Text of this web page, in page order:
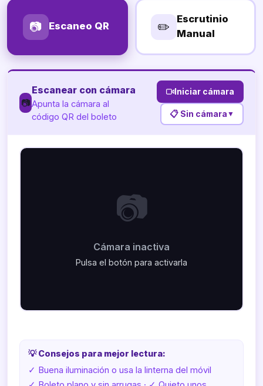
📷 Escaneo QR ✏️
Escrutinio
Manual
📷
Escanear con cámara
Apunta la cámara al
código QR del boleto
Iniciar cámara
📋 Sin cámara ▼
📷
Cámara inactiva
Pulsa el botón para activarla
💡 Consejos para mejor lectura:
✓ Buena iluminación o usa la linterna del móvil